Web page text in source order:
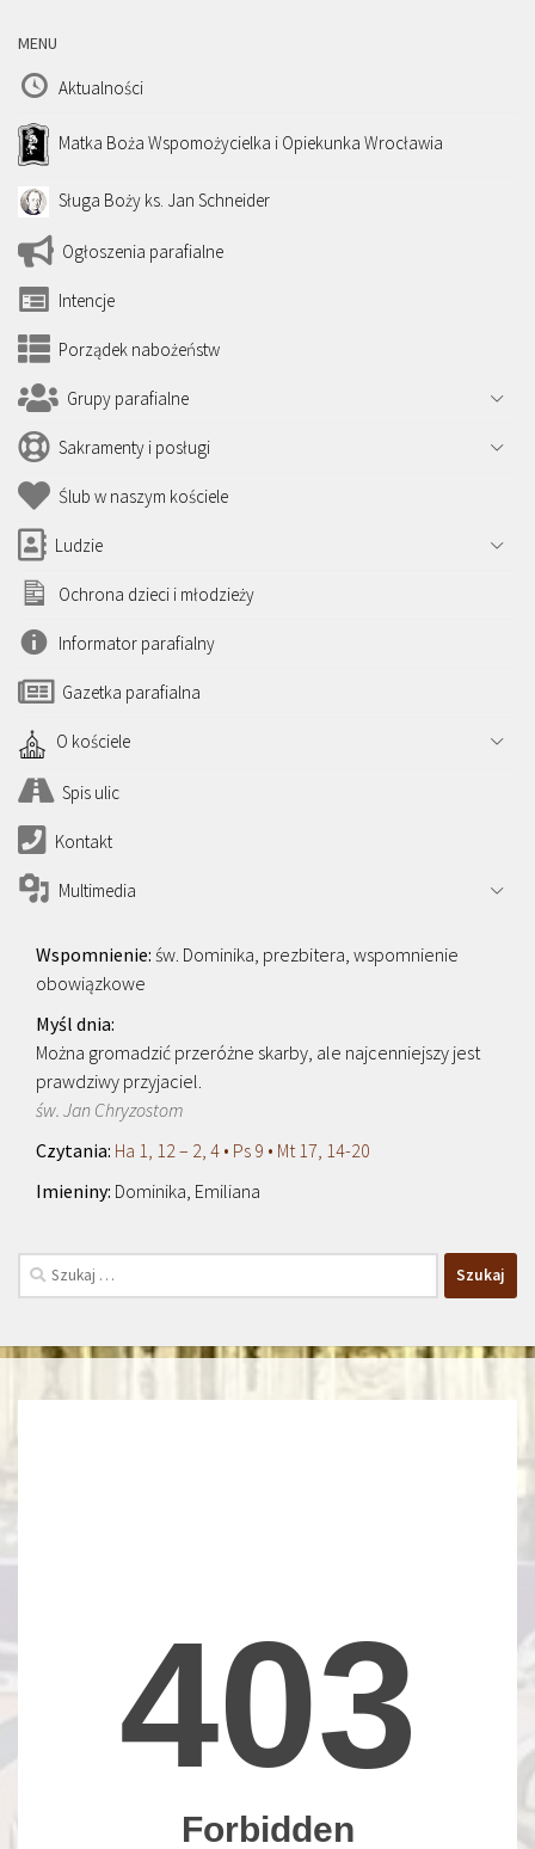
MENU
Aktualności
Matka Boża Wspomożycielka i Opiekunka Wrocławia
Sługa Boży ks. Jan Schneider
Ogłoszenia parafialne
Intencje
Porządek nabożeństw
Grupy parafialne
Sakramenty i posługi
Ślub w naszym kościele
Ludzie
Ochrona dzieci i młodzieży
Informator parafialny
Gazetka parafialna
O kościele
Spis ulic
Kontakt
Multimedia
św. Dominika, prezbitera, wspomnienie
obowiązkowe
Można gromadzić przeróżne skarby, ale najcenniejszy jest
prawdziwy przyjaciel.
św. Jan Chryzostom
Ha 1, 12 – 2, 4 • Ps 9 • Mt 17, 14-20
Dominika, Emiliana
Szukaj: